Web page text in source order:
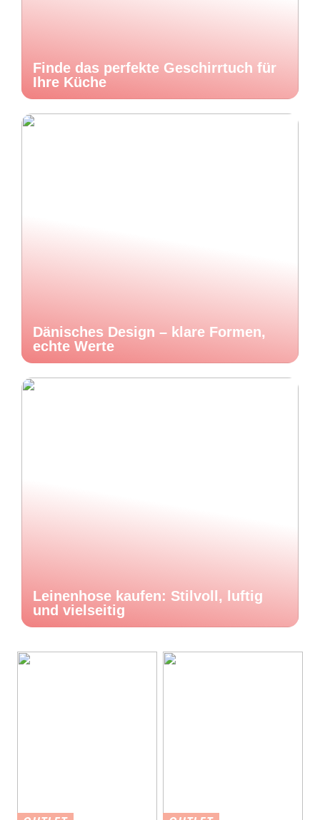
Finde das perfekte Geschirrtuch für
Ihre Küche
Dänisches Design – klare Formen,
echte Werte
Leinenhose kaufen: Stilvoll, luftig
und vielseitig